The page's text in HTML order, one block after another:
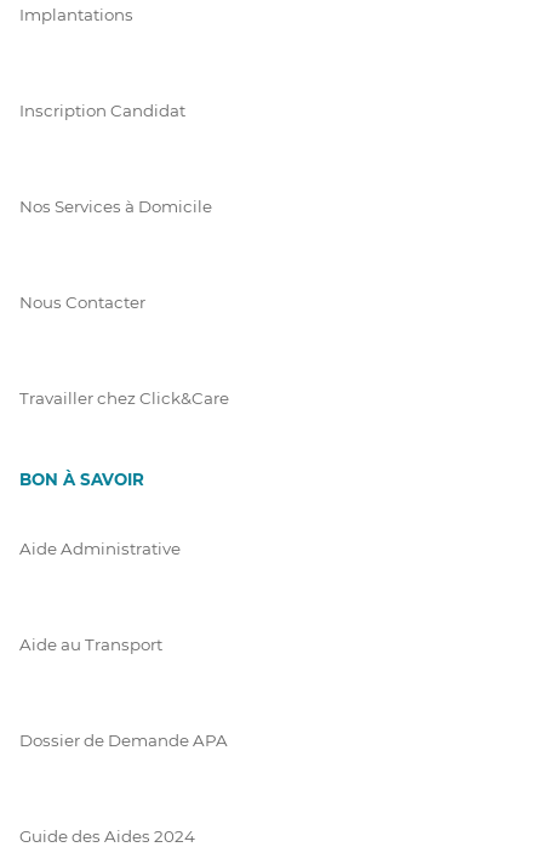
Implantations
Inscription Candidat
Nos Services à Domicile
Nous Contacter
Travailler chez Click&Care
BON À SAVOIR
Aide Administrative
Aide au Transport
Dossier de Demande APA
Guide des Aides 2024